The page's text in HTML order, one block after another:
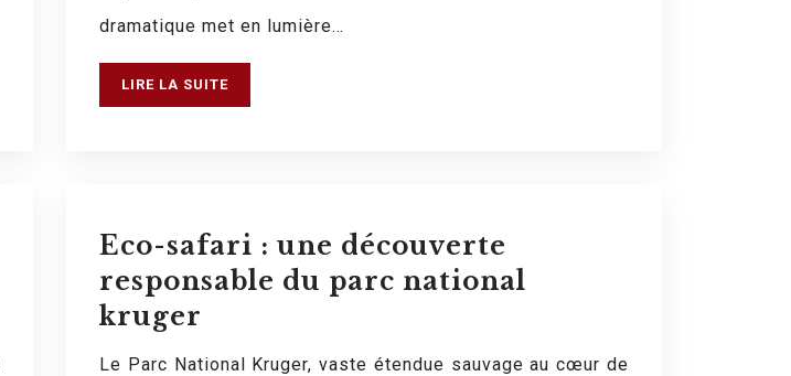
dramatique met en lumière…
LIRE LA SUITE
Eco-safari : une découverte
responsable du parc national
kruger
Le Parc National Kruger, vaste étendue sauvage au cœur de